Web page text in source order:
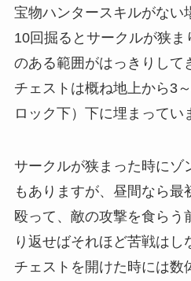
宝物ハンタースキルがない
10回掘るとサークルが狭ま
のある範囲がはっきりして
チェストは概ね地上から3
ロック下）下に埋まってい
サークルが狭まった時にゾ
もありますが、 昼間なら最
殴って 、 敵の攻撃を食らう
り返せばそれほど苦戦はし
チェストを開けた時には数